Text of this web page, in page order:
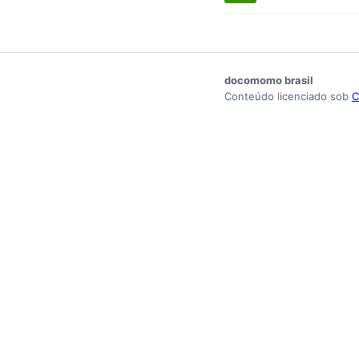
docomomo brasil
Conteúdo licenciado sob